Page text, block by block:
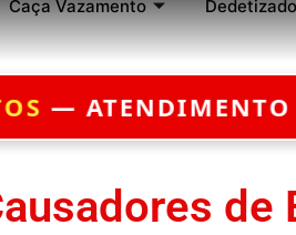
Caça Vazamento
24
de